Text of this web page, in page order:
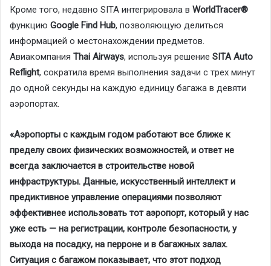
Кроме того, недавно SITA интегрировала в WorldTracer®
функцию Google Find Hub, позволяющую делиться
информацией о местонахождении предметов.
Авиакомпания Thai Airways, используя решение SITA Auto
Reflight, сократила время выполнения задачи с трех минут
до одной секунды на каждую единицу багажа в девяти
аэропортах.
«Аэропорты с каждым годом работают все ближе к
пределу своих физических возможностей, и ответ не
всегда заключается в строительстве новой
инфраструктуры. Данные, искусственный интеллект и
предиктивное управление операциями позволяют
эффективнее использовать тот аэропорт, который у нас
уже есть — на регистрации, контроле безопасности, у
выхода на посадку, на перроне и в багажных залах.
Ситуация с багажом показывает, что этот подход